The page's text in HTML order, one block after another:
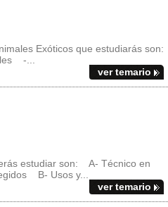
Exóticos que estudiarás son:
-...
ver temario
estudiar son: A- Técnico en
B- Usos y...
ver temario